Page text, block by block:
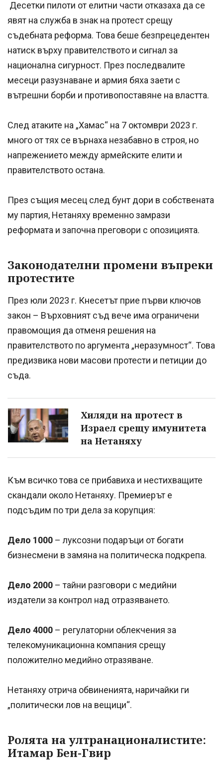
Десетки пилоти от елитни части отказаха да се
явят на служба в знак на протест срещу
съдебната реформа. Това беше безпрецедентен
натиск върху правителството и сигнал за
национална сигурност. През последвалите
месеци разузнаване и армия бяха заети с
вътрешни борби и противопоставяне на властта.
След атаките на „Хамас“ на 7 октомври 2023 г.
много от тях се върнаха незабавно в строя, но
напрежението между армейските елити и
правителството остана.
През същия месец след бунт дори в собствената
му партия, Нетаняху временно замрази
реформата и започна преговори с опозицията.
Законодателни промени въпреки
протестите
През юли 2023 г. Кнесетът прие първи ключов
закон – Върховният съд вече има ограничени
правомощия да отменя решения на
правителството по аргумента „неразумност“. Това
предизвика нови масови протести и петиции до
съда.
Хиляди на протест в
Израел срещу имунитета
на Нетаняху
Към всичко това се прибавиха и нестихващите
скандали около Нетаняху. Премиерът е
подсъдим по три дела за корупция:
Дело 1000 – луксозни подаръци от богати
бизнесмени в замяна на политическа подкрепа.
Дело 2000 – тайни разговори с медийни
издатели за контрол над отразяването.
Дело 4000 – регулаторни облекчения за
телекомуникационна компания срещу
положително медийно отразяване.
Нетаняху отрича обвиненията, наричайки ги
„политически лов на вещици“.
Ролята на ултранационалистите:
Итамар Бен-Гвир